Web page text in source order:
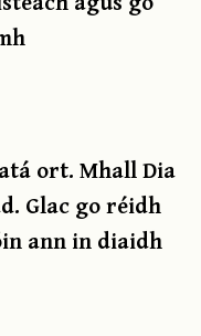
ort. Mhall Dia
Glac go réidh
ann in diaidh